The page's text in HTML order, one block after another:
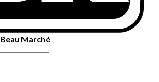
Beau Marché